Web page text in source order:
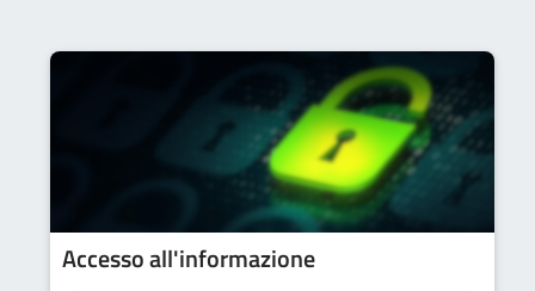
Accesso all'informazione